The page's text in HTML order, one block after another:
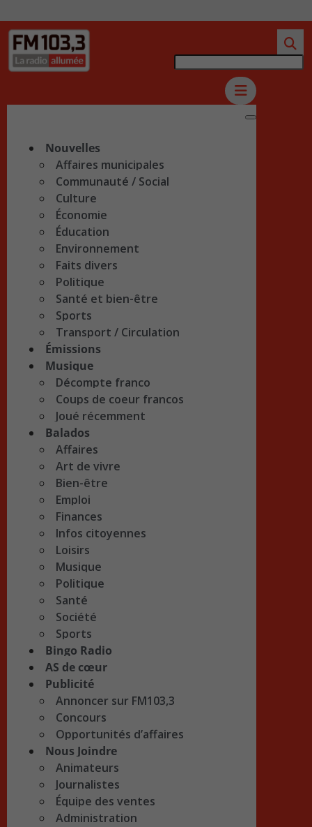
Nouvelles
Affaires municipales
Communauté / Social
Culture
Économie
Éducation
Environnement
Faits divers
Politique
Santé et bien-être
Sports
Transport / Circulation
Émissions
Musique
Décompte franco
Coups de coeur francos
Joué récemment
Balados
Affaires
Art de vivre
Bien-être
Emploi
Finances
Infos citoyennes
Loisirs
Musique
Politique
Santé
Société
Sports
Bingo Radio
AS de cœur
Publicité
Annoncer sur FM103,3
Concours
Opportunités d’affaires
Nous Joindre
Animateurs
Journalistes
Équipe des ventes
Administration